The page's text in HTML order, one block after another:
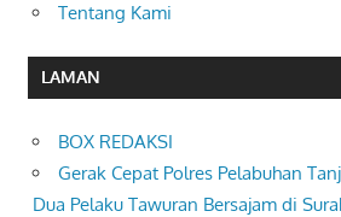
Tentang Kami
LAMAN
BOX REDAKSI
Gerak Cepat Polres Pelabuhan
Dua Pelaku Tawuran Bersajam di